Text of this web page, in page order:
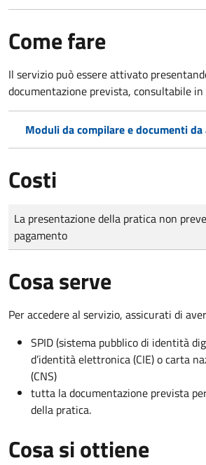
Come fare
Il servizio può essere attivato
documentazione prevista, consultabile in
Moduli da compilare e documenti da
Costi
Tipo di pagamento
Importo
La presentazione della pratica non
pagamento
Cosa serve
Per accedere al servizio, assicurati di
SPID (sistema pubblico di identità
d’identità elettronica (CIE) o carta
(CNS)
tutta la documentazione prevista
della pratica.
Cosa si ottiene